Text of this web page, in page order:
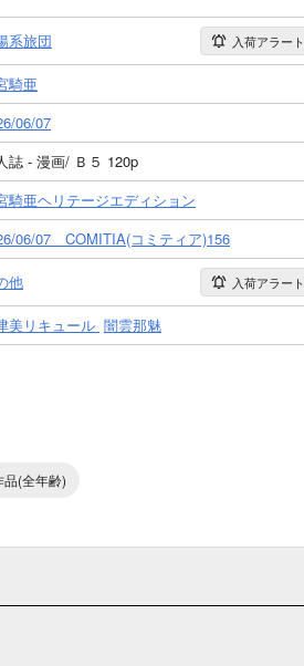
系旅団 入荷アラート
騎亜
06/07
誌 - 漫画/ Ｂ５ 120p
騎亜ヘリテージエディション
06/07 COMITIA(コミティア)156
他 入荷アラート
美リキュール 闇雲那魅
品(全年齢)